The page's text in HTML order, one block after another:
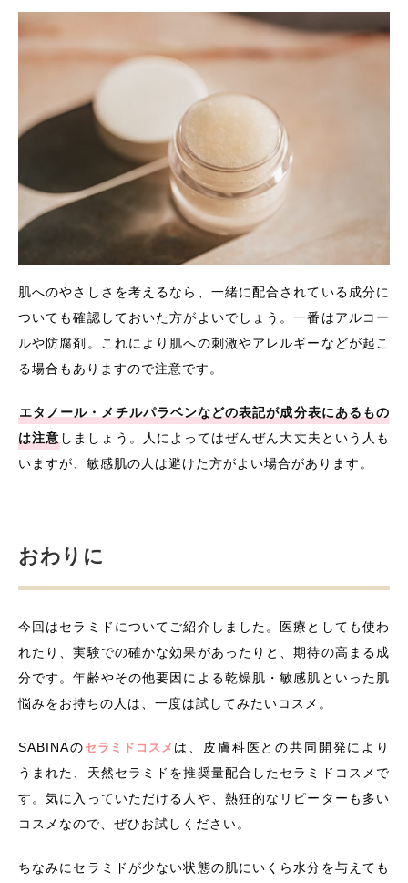
肌へのやさしさを考えるなら、一緒に配合されている成分に
ついても確認しておいた方がよいでしょう。一番はアルコー
ルや防腐剤。これにより肌への刺激やアレルギーなどが起こ
る場合もありますので注意です。
エタノール・メチルパラベンなどの表記が成分表にあるもの
は注意 しましょう。人によってはぜんぜん大丈夫という人も
いますが、敏感肌の人は避けた方がよい場合があります。
おわりに
今回はセラミドについてご紹介しました。医療としても使わ
れたり、実験での確かな効果があったりと、期待の高まる成
分です。年齢やその他要因による乾燥肌・敏感肌といった肌
悩みをお持ちの人は、一度は試してみたいコスメ。
SABINAの セラミドコスメ は、皮膚科医との共同開発により
うまれた、天然セラミドを推奨量配合したセラミドコスメで
す。気に入っていただける人や、熱狂的なリピーターも多い
コスメなので、ぜひお試しください。
ちなみにセラミドが少ない状態の肌にいくら水分を与えても